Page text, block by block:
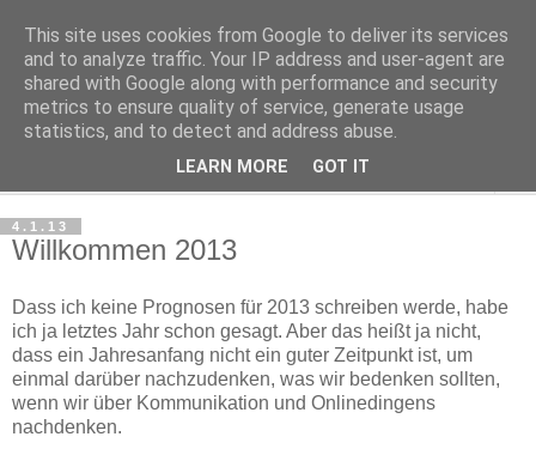
Haltungsturnen
Niveau sieht nur von unten aus wie Arroganz.
4.1.13
Willkommen 2013
Dass ich keine Prognosen für 2013 schreiben werde, habe
ich ja letztes Jahr schon gesagt. Aber das heißt ja nicht,
dass ein Jahresanfang nicht ein guter Zeitpunkt ist, um
einmal darüber nachzudenken, was wir bedenken sollten,
wenn wir über Kommunikation und Onlinedingens
nachdenken.
This site uses cookies from Google to deliver its services
and to analyze traffic. Your IP address and user-agent are
shared with Google along with performance and security
metrics to ensure quality of service, generate usage
statistics, and to detect and address abuse.
LEARN MORE GOT IT